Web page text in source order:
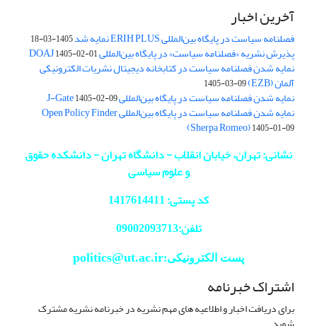
آخرین اخبار
فصلنامه سیاست در پایگاه بین‌المللی ERIH PLUS نمایه شد 1405-03-18
پذیرش نشریه «فصلنامه سیاست» در پایگاه بین‌المللی DOAJ1405-02-01
نمایه شدن فصلنامه سیاست در کتابخانه دیجیتال نشریات الکترونیکی
آلمان (EZB) 1405-03-09
نمایه شدن فصلنامه سیاست در پایگاه بین‌المللی J-Gate1405-02-09
نمایه شدن فصلنامه سیاست در پایگاه بین‌المللی Open Policy Finder
(Sherpa Romeo)1405-01-09
نشانی: تهران، خیابان انقلاب - دانشگاه تهران - دانشکده حقوق
و علوم سیاسی
کد پستی: 1417614411
تلفن:09002093713
پست الکترونیکی:politics@ut.ac.ir
اشتراک خبرنامه
برای دریافت اخبار و اطلاعیه های مهم نشریه در خبرنامه نشریه مشترک